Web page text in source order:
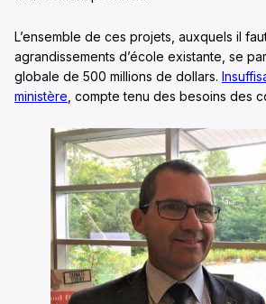
L’ensemble de ces projets, auxquels il
agrandissements d’école existante, se
globale de 500 millions de dollars.
ministère , compte tenu des besoins des